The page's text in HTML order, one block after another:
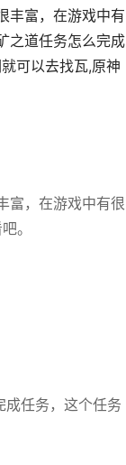
丰富，在游戏中有
之道任务怎么完成
可以去找瓦,原神
富，在游戏中有很
。
成任务，这个任务